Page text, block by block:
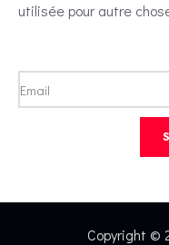
utilisée pour autre
Copyright ©